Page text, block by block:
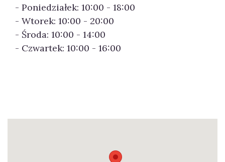
- Poniedziałek: 10:00 - 18:00
- Wtorek: 10:00 - 20:00
- Środa: 10:00 - 14:00
- Czwartek: 10:00 - 16:00